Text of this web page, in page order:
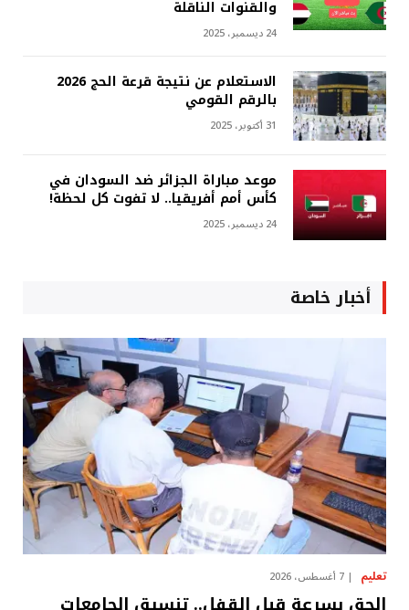
والقنوات الناقلة
24 ديسمبر، 2025
الاستعلام عن نتيجة قرعة الحج 2026
بالرقم القومي
31 أكتوبر، 2025
موعد مباراة الجزائر ضد السودان في
كأس أمم أفريقيا.. لا تفوت كل لحظة!
24 ديسمبر، 2025
أخبار خاصة
تعليم 7 أغسطس، 2026